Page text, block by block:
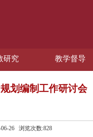
研究 教学督导
划编制工作研讨会
06-26 浏览次数:828